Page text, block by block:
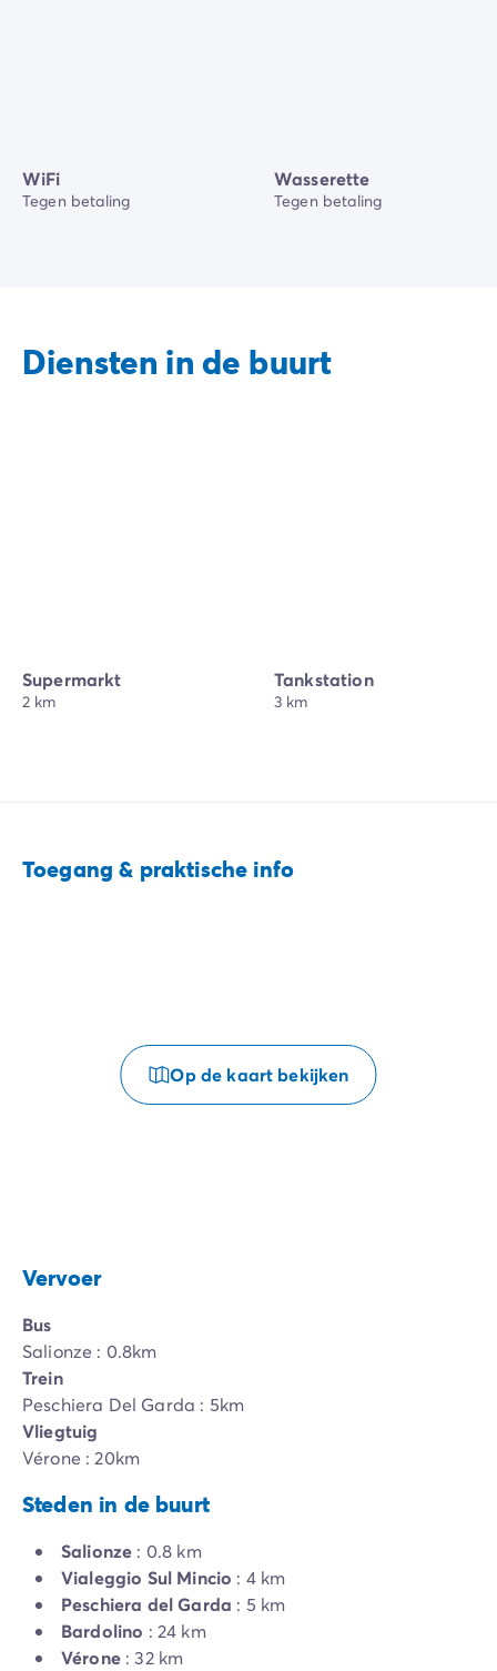
WiFi
Tegen betaling
Wasserette
Tegen betaling
Diensten in de buurt
Supermarkt
2 km
Tankstation
3 km
Toegang & praktische info
Op de kaart bekijken
Vervoer
Bus
Salionze : 0.8km
Trein
Peschiera Del Garda : 5km
Vliegtuig
Vérone : 20km
Steden in de buurt
Salionze : 0.8 km
Vialeggio Sul Mincio : 4 km
Peschiera del Garda : 5 km
Bardolino : 24 km
Vérone: 32 km